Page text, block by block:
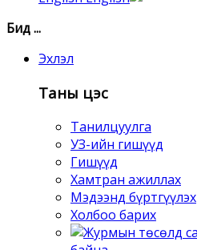
Бид ...
Эхлэл
Таны цэс
Танилцуулга
УЗ-ийн гишүүд
Гишүүд
Хамтран ажиллах
Мэдээнд бүртгүүлэх
Холбоо барих